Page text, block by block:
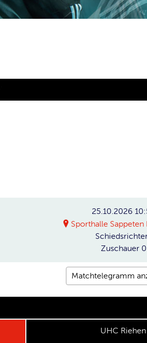
25.10.2026
Sporthalle
Zuschauer 0
Matchtelegramm
UHC Riehen